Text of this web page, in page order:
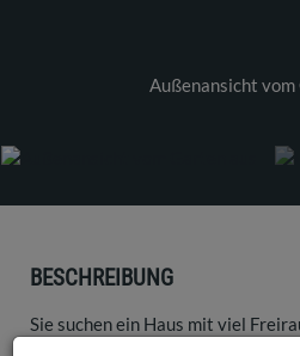
Außenansicht vom
BESCHREIBUNG
Sie suchen ein Haus mit viel